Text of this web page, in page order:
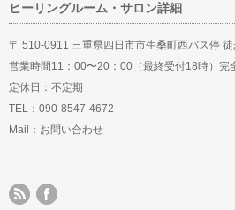
ヒーリングルーム・サロン詳細
〒 510-0911 三重県四日市市生桑町西バス停
営業時間11：00〜20：00（最終受付18時）完
定休日：不定期
TEL：090-8547-4672
Mail： お問い合わせ